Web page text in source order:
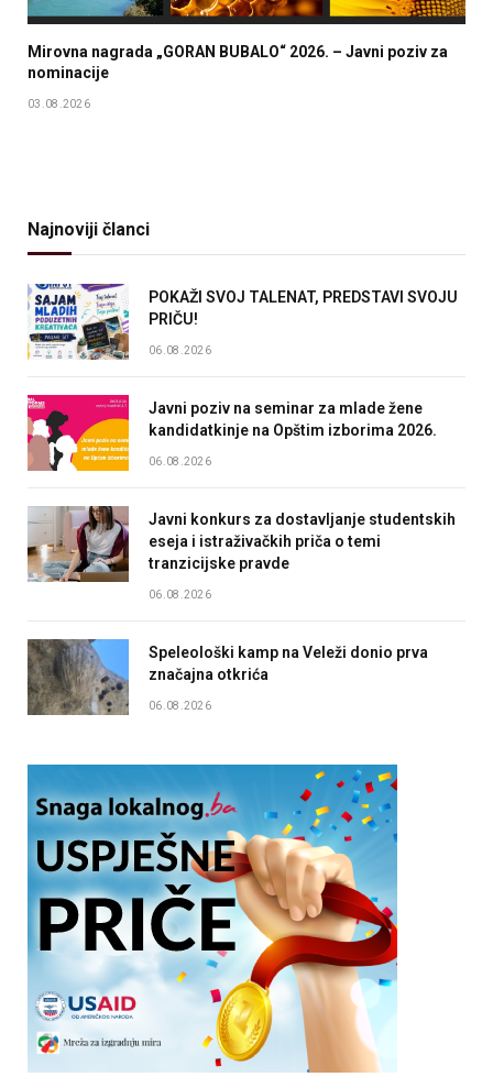
Mirovna nagrada „GORAN BUBALO“ 2026. – Javni poziv za
nominacije
03.08.2026
Najnoviji članci
POKAŽI SVOJ TALENAT, PREDSTAVI SVOJU
PRIČU!
06.08.2026
Javni poziv na seminar za mlade žene
kandidatkinje na Opštim izborima 2026.
06.08.2026
Javni konkurs za dostavljanje studentskih
eseja i istraživačkih priča o temi
tranzicijske pravde
06.08.2026
Speleološki kamp na Veleži donio prva
značajna otkrića
06.08.2026